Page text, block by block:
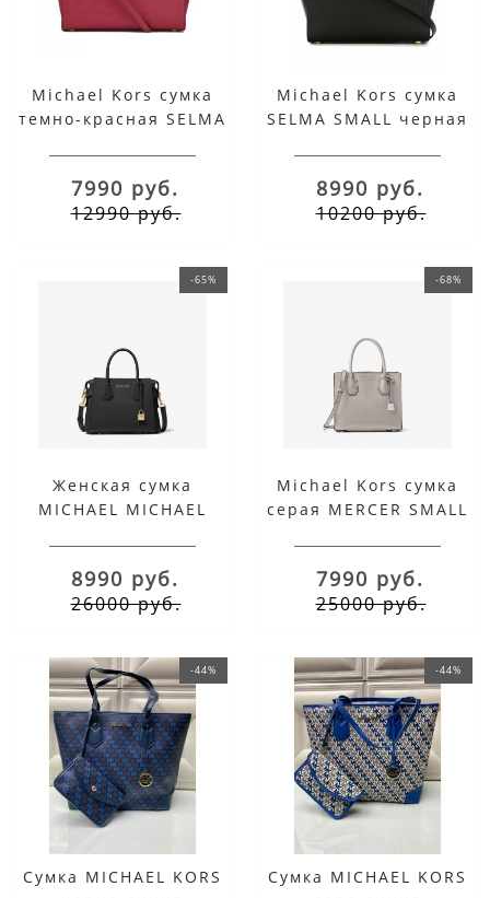
Michael Kors сумка
темно-красная SELMA
7990 руб.
12990 руб.
Michael Kors сумка
SELMA SMALL черная
8990 руб.
10200 руб.
-65%
Женская сумка
MICHAEL MICHAEL
8990 руб.
26000 руб.
-68%
Michael Kors сумка
серая MERCER SMALL
7990 руб.
25000 руб.
-44%
Сумка MICHAEL KORS
-44%
Сумка MICHAEL KORS